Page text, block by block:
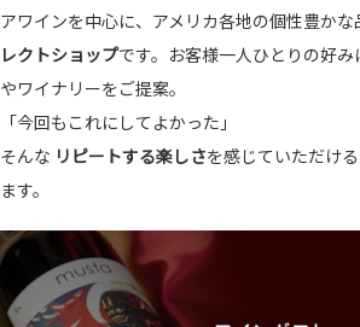
アワインを中心に、アメリカ各地の個性豊かな
レクトショップです。お客様一人ひとりの好
やワイナリーをご提案。
「今回もこれにしてよかった」
そんな リピートする楽しさを感じていただけ
ます。